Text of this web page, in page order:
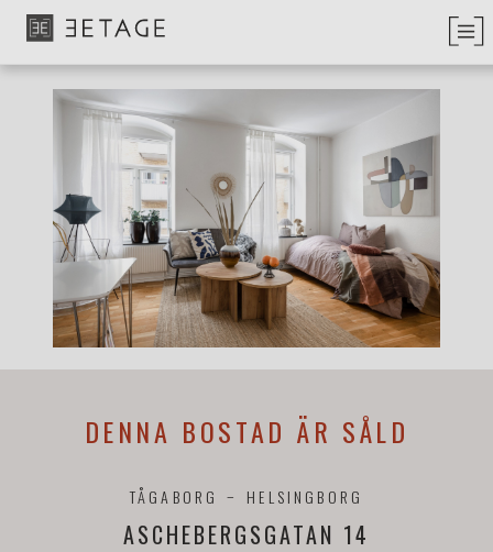
DENNA BOSTAD ÄR SÅLD
ASCHEBERGSGATAN 14
TÅGABORG HELSINGBORG